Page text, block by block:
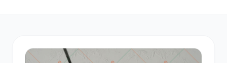
其他 小松